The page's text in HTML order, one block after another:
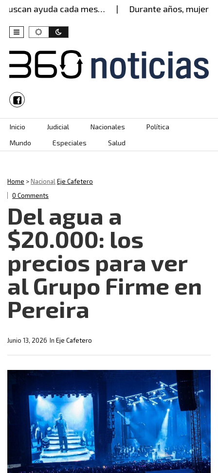
ayuda cada mes… Durante años, mujer
Skip to content
Inicio Judicial Nacionales
Política
Mundo
Especiales Salud
Home >NacionalEje Cafetero
0 Comments
Del agua a
$20.000: los
precios para ver
al Grupo Firme en
Pereira
In Eje Cafetero
Junio 13, 2026